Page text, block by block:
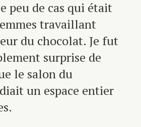
peu de cas qui était
travaillant
du chocolat. Je fut
surprise de
le salon du
un espace entier